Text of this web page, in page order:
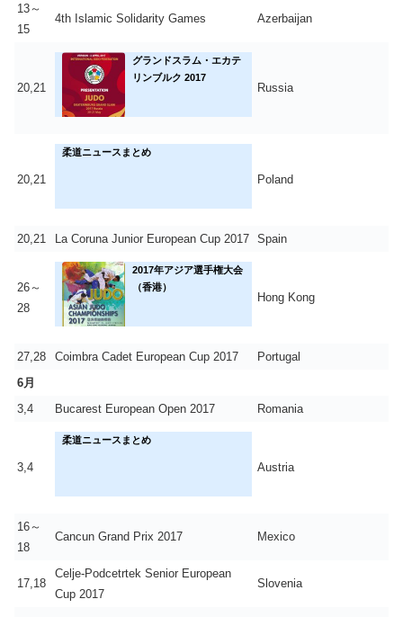
13～
15
4th Islamic Solidarity Games Azerbaijan
20,21
グランドスラム・エカテ
リンブルク 2017
Russia
20,21
柔道ニュースまとめ
Poland
20,21 La Coruna Junior European Cup 2017 Spain
26～
28
2017年アジア選手権大会
（香港）
Hong Kong
27,28 Coimbra Cadet European Cup 2017
Portugal
6月
3,4
Bucarest European Open 2017 Romania
3,4
柔道ニュースまとめ
Austria
16～
18
Cancun Grand Prix 2017 Mexico
17,18
Celje-Podcetrtek Senior European
Cup 2017
Slovenia